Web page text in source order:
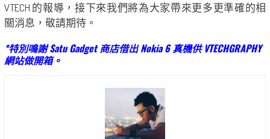
VTECH 的報導，接下來我們將為大家帶來更多更準確的相
關消息，敬請期待。
*特別鳴謝 Satu Gadget 商店借出 Nokia 6 真機供 VTECHGRAPHY
網站做開箱。